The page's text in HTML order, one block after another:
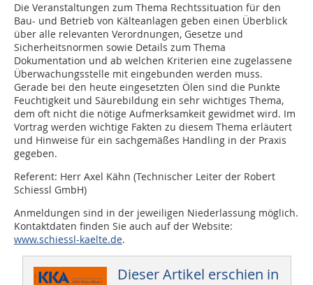
Die Veranstaltungen zum Thema Rechtssituation für den
Bau- und Betrieb von Kälteanlagen geben einen Überblick
über alle relevanten Verordnungen, Gesetze und
Sicherheitsnormen sowie Details zum Thema
Dokumentation und ab welchen Kriterien eine zugelassene
Überwachungsstelle mit eingebunden werden muss.
Gerade bei den heute eingesetzten Ölen sind die Punkte
Feuchtigkeit und Säurebildung ein sehr wichtiges Thema,
dem oft nicht die nötige Aufmerksamkeit gewidmet wird. Im
Vortrag werden wichtige Fakten zu diesem Thema erläutert
und Hinweise für ein sachgemäßes Handling in der Praxis
gegeben.
Referent: Herr Axel Kähn (Technischer Leiter der Robert
Schiessl GmbH)
Anmeldungen sind in der jeweiligen Niederlassung möglich.
Kontaktdaten finden Sie auch auf der Website:
www.schiessl-kaelte.de.
Dieser Artikel erschien in